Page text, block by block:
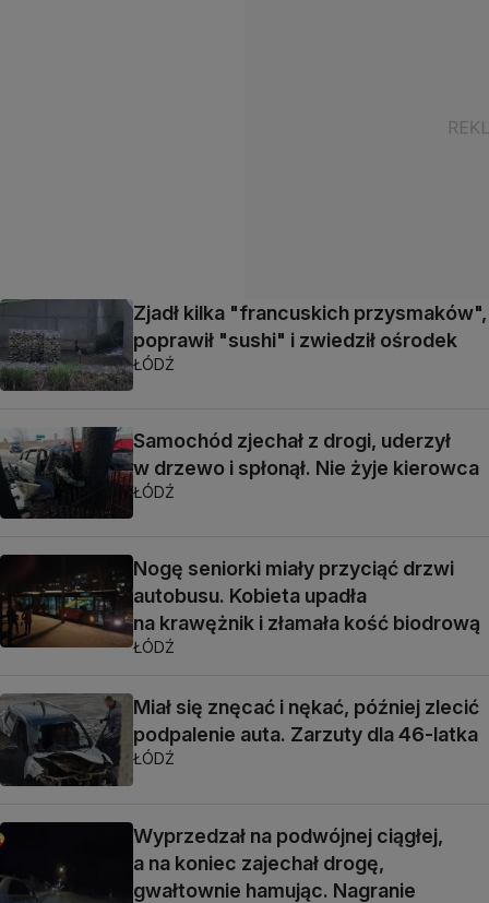
Zjadł kilka "francuskich przysmaków",
poprawił "sushi" i zwiedził ośrodek
ŁÓDŹ
Samochód zjechał z drogi, uderzył
w drzewo i spłonął. Nie żyje kierowca
ŁÓDŹ
Nogę seniorki miały przyciąć drzwi
autobusu. Kobieta upadła
na krawężnik i złamała kość biodrową
ŁÓDŹ
Miał się znęcać i nękać, później zlecić
podpalenie auta. Zarzuty dla 46-latka
ŁÓDŹ
Wyprzedzał na podwójnej ciągłej,
a na koniec zajechał drogę,
gwałtownie hamując. Nagranie